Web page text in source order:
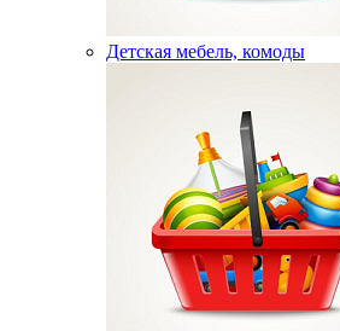
Детская мебель, комоды